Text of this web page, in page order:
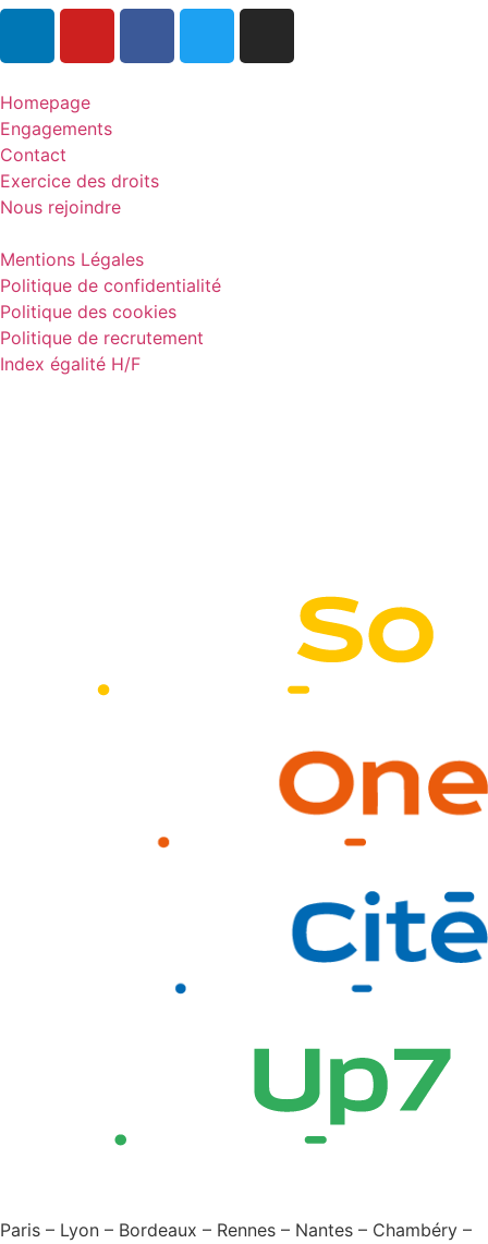
Homepage
Engagements
Contact
Exercice des droits
Nous rejoindre
Mentions Légales
Politique de confidentialité
Politique des cookies
Politique de recrutement
Index égalité H/F
Paris – Lyon – Bordeaux – Rennes – Nantes – Chambéry –